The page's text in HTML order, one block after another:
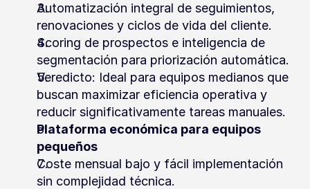
Automatización integral de seguimientos,
renovaciones y ciclos de vida del cliente.
Scoring de prospectos e inteligencia de
segmentación para priorización automática.
Veredicto: Ideal para equipos medianos que
buscan maximizar eficiencia operativa y
reducir significativamente tareas manuales.
Plataforma económica para equipos
pequeños
Coste mensual bajo y fácil implementación
sin complejidad técnica.